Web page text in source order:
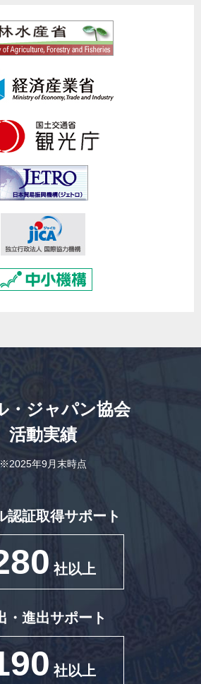
・ジャパン協会
活動実績
※2025年9月末時点
認証取得サポート
社以上
・進出サポート
社以上